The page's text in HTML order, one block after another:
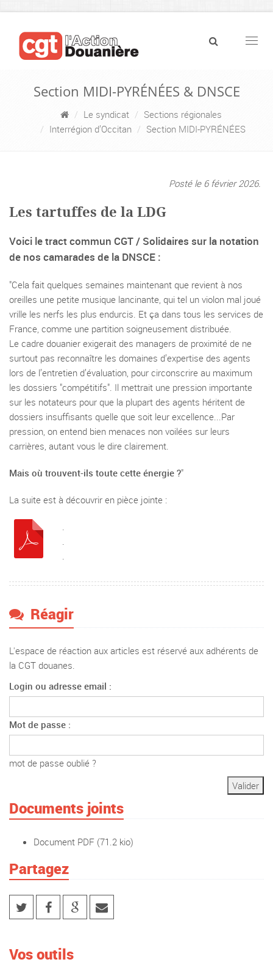
Section MIDI-PYRÉNÉES & DNSCE
Le syndicat
Sections régionales
Interrégion d’Occitan
Section MIDI-PYRÉNÉES
Posté le 6 février 2026.
Les tartuffes de la LDG
Voici le tract commun CGT / Solidaires sur la notation
de nos camarades de la DNSCE :
"Cela fait quelques semaines maintenant que revient à nos
oreilles une petite musique lancinante, qui tel un violon mal joué
vrille les nerfs les plus endurcis. Et ça dans tous les services de
France, comme une partition soigneusement distribuée.
Le cadre douanier exigerait des managers de proximité de ne
surtout pas reconnaître les domaines d’expertise des agents
lors de l’entretien d’évaluation, pour circonscrire au maximum
les dossiers "compétitifs". Il mettrait une pression importante
sur les notateurs pour que la plupart des agents héritent de
dossiers insuffisants quelle que soit leur excellence...Par
pression, on entend bien menaces non voilées sur leurs
carrières, autant vous le dire clairement.
Mais où trouvent-ils toute cette énergie ?"
La suite est à découvrir en pièce jointe :
.
.
.
Réagir
L'espace de réaction aux articles est réservé aux adhérents de
la CGT douanes.
Login ou adresse email :
Mot de passe :
mot de passe oublié ?
Documents joints
Document PDF (71.2 kio)
Partagez
Vos outils